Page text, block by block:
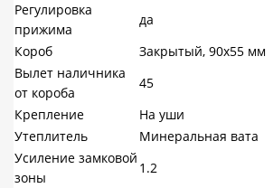
Регулировка
прижима
да
Короб
Закрытый, 90х55 мм
Вылет наличника
от короба
45
Крепление
На уши
Утеплитель
Минеральная вата
Усиление замковой
зоны
1.2